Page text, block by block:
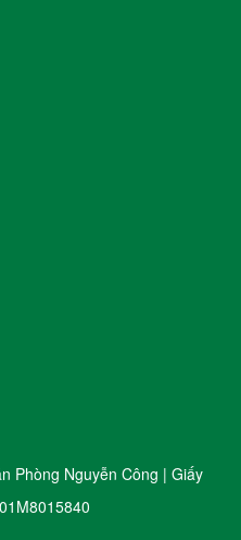
Phòng Nguyễn Công | Giấy